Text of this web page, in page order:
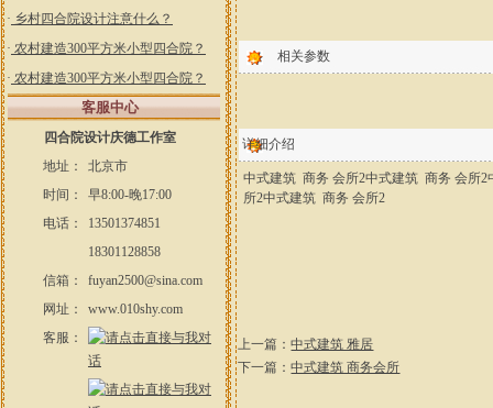
· 乡村四合院设计注意什么？
· 农村建造300平方米小型四合院？
· 农村建造300平方米小型四合院？
客服中心
四合院设计庆德工作室
地址：
北京市
时间：
早8:00-晚17:00
电话：
13501374851
18301128858
信箱：
fuyan2500@sina.com
网址：
www.010shy.com
客服：
相关参数
详细介绍
中式建筑 商务 会所2中式建筑 商务 会所
所2中式建筑 商务 会所2
上一篇：中式建筑 雅居
下一篇：中式建筑 商务会所